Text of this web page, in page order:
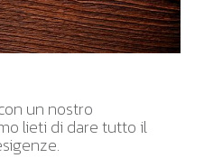
un nostro
lieti di dare tutto il